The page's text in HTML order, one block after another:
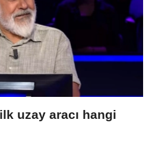
uzay aracı hangi